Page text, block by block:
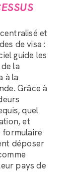
et
de visa :
guide les
la
à la
Grâce à
quel
et
formulaire
déposer
pays de